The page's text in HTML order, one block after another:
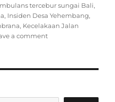
tercebur sungai Bali,
, Insiden Desa Yehembang,
, Kecelakaan Jalan
a commenton
Sungai